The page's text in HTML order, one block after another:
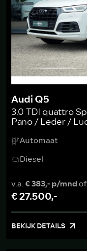
Audi Q5
3.0 TDI quattro
Pano / Leder /
Automaat
Diesel
v.a.€ 383,- p/mndof
€ 27.500,-
BEKIJK DETAILS